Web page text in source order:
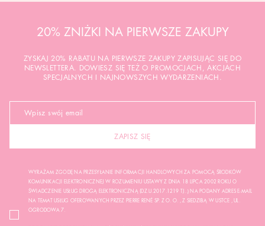
20% ZNIŻKI NA PIERWSZE ZAKUPY
ZYSKAJ 20% RABATU NA PIERWSZE ZAKUPY ZAPISUJĄC SIĘ DO
NEWSLETTERA. DOWIESZ SIĘ TEŻ O PROMOCJACH, AKCJACH
SPECJALNYCH I NAJNOWSZYCH WYDARZENIACH.
ZAPISZ SIĘ
WYRAŻAM ZGODĘ NA PRZESYŁANIE INFORMACJI HANDLOWYCH ZA POMOCĄ ŚRODKÓW
KOMUNIKACJI ELEKTRONICZNEJ W ROZUMIENIU USTAWY Z DNIA 18 LIPCA 2002 ROKU O
ŚWIADCZENIE USŁUG DROGĄ ELEKTRONICZNĄ (DZ.U.2017.1219 TJ..) NA PODANY ADRES E-MAIL
NA TEMAT USŁUG OFEROWANYCH PRZEZ PIERRE RENÉ SP. Z O. O. , Z SIEDZIBĄ W USTCE , UL.
OGRODOWA 7.